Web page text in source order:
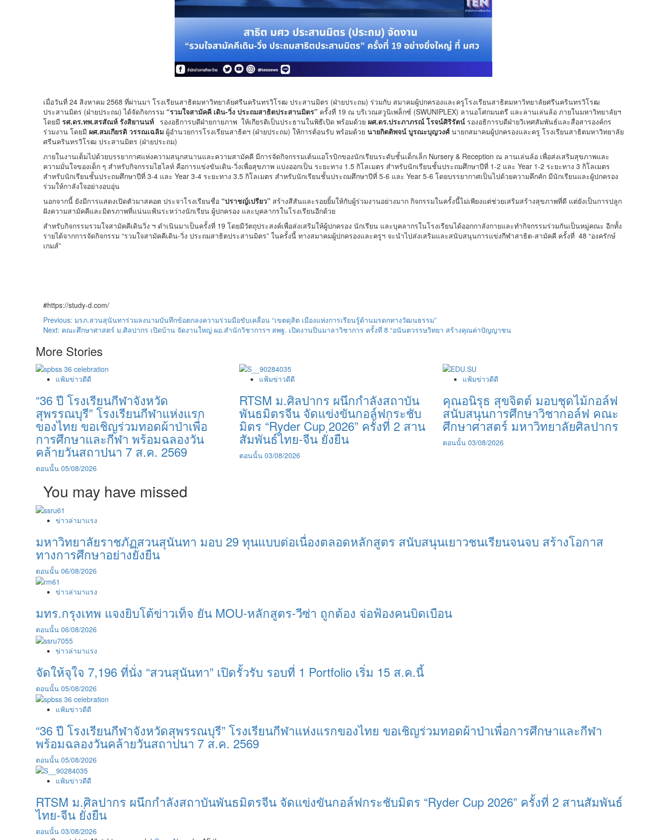
เมื่อวันที่ 24 สิงหาคม 2568 ที่ผ่านมา โรงเรียนสาธิตมหาวิทยาลัยศรีนครินทรวิโรฒ ประสานมิตร (ฝ่ายประถม) ร่วมกับ สมาคมผู้ปกครองและครูโรงเรียนสาธิตมหาวิทยาลัยศรีนครินทรวิโรฒ
ประสานมิตร (ฝ่ายประถม) ได้จัดกิจกรรม “รวมใจสามัคคี เดิน-วิ่ง ประถมสาธิตประสานมิตร” ครั้งที่ 19 ณ บริเวณสวูนิเพล็กซ์ (SWUNIPLEX) ลานอโศกมนตรี และลานเล่นล้อ ภายในมหาวิทยาลัยฯ
โดยมี รศ.ดร.ทพ.สรสัณห์ รังสิยานนท์ รองอธิการบดีฝ่ายกายภาพ ให้เกียรติเป็นประธานในพิธีเปิด พร้อมด้วย ผศ.ดร.ประภาภรณ์ โรจน์ศิริรัตน์ รองอธิการบดีฝ่ายวิเทศสัมพันธ์และสื่อสารองค์กร
ร่วมงาน โดยมี ผศ.สมเกียรติ วรรณเฉลิม ผู้อำนวยการโรงเรียนสาธิตฯ (ฝ่ายประถม) ให้การต้อนรับ พร้อมด้วย นายกิตติพจน์ บูรณะบุญวงศ์นายกสมาคมผู้ปกครองและครู โรงเรียนสาธิตมหาวิทยาลัย
ศรีนครินทรวิโรฒ ประสานมิตร (ฝ่ายประถม)
ภายในงานเต็มไปด้วยบรรยากาศแห่งความสนุกสนานและความสามัคคี มีการจัดกิจกรรมเต้นแอโรบิกของนักเรียนระดับชั้นเด็กเล็ก Nursery & Reception ณ ลานเล่นล้อ เพื่อส่งเสริมสุขภาพและ
ความมั่นใจของเด็ก ๆ สำหรับกิจกรรมไฮไลท์ คือการแข่งขันเดิน-วิ่งเพื่อสุขภาพ แบ่งออกเป็น ระยะทาง 1.5 กิโลเมตร สำหรับนักเรียนชั้นประถมศึกษาปีที่ 1-2 และ Year 1-2 ระยะทาง 3 กิโลเมตร
สำหรับนักเรียนชั้นประถมศึกษาปีที่ 3-4 และ Year 3-4 ระยะทาง 3.5 กิโลเมตร สำหรับนักเรียนชั้นประถมศึกษาปีที่ 5-6 และ Year 5-6 โดยบรรยากาศเป็นไปด้วยความคึกคัก มีนักเรียนและผู้ปกครอง
ร่วมให้กาลังใจอย่างอบอุ่น
นอกจากนี้ ยังมีการแสดงเปิดตัวมาสคอต ประจาโรงเรียนชื่อ “ปราชญ์เปรียว” สร้างสีสันและรอยยิ้มให้กับผู้ร่วมงานอย่างมาก กิจกรรมในครั้งนี้ไม่เพียงแต่ช่วยเสริมสร้างสุขภาพที่ดี แต่ยังเป็นการปลูก
ฝังความสามัคคีและมิตรภาพที่แน่นแฟ้นระหว่างนักเรียน ผู้ปกครอง และบุคลากรในโรงเรียนอีกด้วย
สำหรับกิจกรรมรวมใจสามัคคีเดินวิ่ง ฯ ดำเนินมาเป็นครั้งที่ 19 โดยมีวัตถุประสงค์เพื่อส่งเสริมให้ผู้ปกครอง นักเรียน และบุคลากรในโรงเรียนได้ออกกาลังกายและทำกิจกรรมร่วมกันเป็นหมู่คณะ อีกทั้ง
รายได้จากการจัดกิจกรรม “รวมใจสามัคคีเดิน-วิ่ง ประถมสาธิตประสานมิตร” ในครั้งนี้ ทางสมาคมผู้ปกครองและครูฯ จะนำไปส่งเสริมและสนับสนุนการแข่งกีฬาสาธิต-สามัคคี ครั้งที่ 48 “องครักษ์
เกมส์”
#https://study-d.com/
Post
navigation
Previous: มรภ.สวนสุนันทาร่วมลงนามบันทึกข้อตกลงความร่วมมือขับเคลื่อน “เขตดุสิต เมืองแห่งการเรียนรู้ด้านมรดกทางวัฒนธรรม”
Next: คณะศึกษาศาสตร์ ม.ศิลปากร เปิดบ้าน จัดงานใหญ่ ผอ.สำนักวิชาการฯ สพฐ. เปิดงานปิ่นมาลาวิชาการ ครั้งที่ 8 “อนันตวรรษวิทยา สร้างคุณค่าปัญญาชน
More Stories
แฟ้มข่าวดีดี
“36 ปี โรงเรียนกีฬาจังหวัด
สุพรรณบุรี” โรงเรียนกีฬาแห่งแรก
ของไทย ขอเชิญร่วมทอดผ้าป่าเพื่อ
การศึกษาและกีฬา พร้อมฉลองวัน
คล้ายวันสถาปนา 7 ส.ค. 2569
ตอนนั้น 05/08/2026
แฟ้มข่าวดีดี
RTSM ม.ศิลปากร ผนึกกำลังสถาบัน
พันธมิตรจีน จัดแข่งขันกอล์ฟกระชับ
มิตร “Ryder Cup 2026” ครั้งที่ 2 สาน
สัมพันธ์ไทย-จีน ยั่งยืน
ตอนนั้น 03/08/2026
แฟ้มข่าวดีดี
คุณอนิรุธ สุขจิตต์ มอบชุดไม้กอล์ฟ
สนับสนุนการศึกษาวิชากอล์ฟ คณะ
ศึกษาศาสตร์ มหาวิทยาลัยศิลปากร
ตอนนั้น 03/08/2026
You may have missed
ข่าวล่ามาแรง
มหาวิทยาลัยราชภัฏสวนสุนันทา มอบ 29 ทุนแบบต่อเนื่องตลอดหลักสูตร สนับสนุนเยาวชนเรียนจนจบ สร้างโอกาส
ทางการศึกษาอย่างยั่งยืน
ตอนนั้น 06/08/2026
ข่าวล่ามาแรง
มทร.กรุงเทพ แจงยิบโต้ข่าวเท็จ ยัน MOU-หลักสูตร-วีซ่า ถูกต้อง จ่อฟ้องคนบิดเบือน
ตอนนั้น 06/08/2026
ข่าวล่ามาแรง
จัดให้จุใจ 7,196 ที่นั่ง “สวนสุนันทา” เปิดรั้วรับ รอบที่ 1 Portfolio เริ่ม 15 ส.ค.นี้
ตอนนั้น 05/08/2026
แฟ้มข่าวดีดี
“36 ปี โรงเรียนกีฬาจังหวัดสุพรรณบุรี” โรงเรียนกีฬาแห่งแรกของไทย ขอเชิญร่วมทอดผ้าป่าเพื่อการศึกษาและกีฬา
พร้อมฉลองวันคล้ายวันสถาปนา 7 ส.ค. 2569
ตอนนั้น 05/08/2026
แฟ้มข่าวดีดี
RTSM ม.ศิลปากร ผนึกกำลังสถาบันพันธมิตรจีน จัดแข่งขันกอล์ฟกระชับมิตร “Ryder Cup 2026” ครั้งที่ 2 สานสัมพันธ์
ไทย-จีน ยั่งยืน
ตอนนั้น 03/08/2026